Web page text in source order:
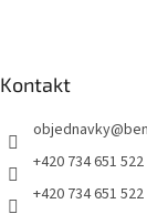
Kontakt
objednavky@
+420 734 651 522
+420 734 651 522